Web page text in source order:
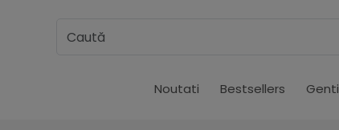
Noutati Bestsellers Genti